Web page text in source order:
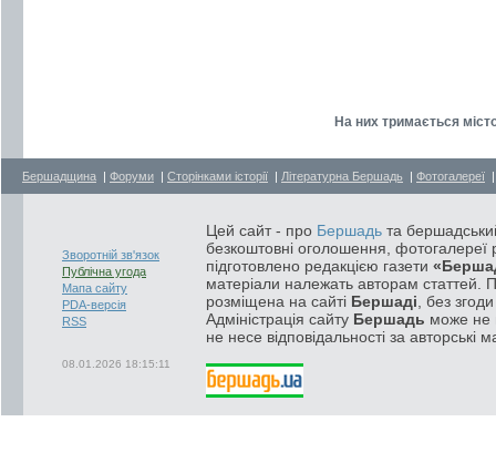
На них тримається
Бершадщина | Форуми | Сторінками історії | Літературна Бершадь | Фотогалереї
Зворотній зв'язок
Публічна угода
Мапа сайту
PDA-версія
RSS
08.01.2026 18:15:11
Цей сайт - про Бершадь та
безкоштовні оголошення, фотогалереї
підготовлено редакцією газети
матеріали належать авторам статтей.
розміщена на сайті Бершаді , без
Адміністрація сайту Бершадь може не
не несе відповідальності за авторські